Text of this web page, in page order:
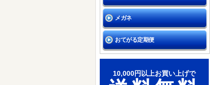
メガネ
おてがる定期便
10,000円以上お買い上げで